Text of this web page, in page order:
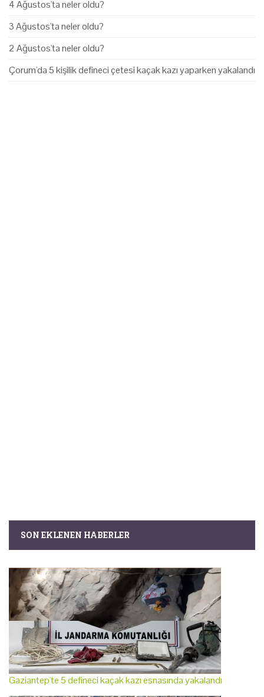
4 Ağustos'ta neler oldu?
3 Ağustos'ta neler oldu?
2 Ağustos'ta neler oldu?
Çorum'da 5 kişilik defineci çetesi kaçak kazı yaparken yakalandı
SON EKLENEN HABERLER
Gaziantep'te 5 defineci kaçak kazı esnasında yakalandı